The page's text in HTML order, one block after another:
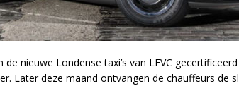
de nieuwe Londense taxi’s van LEVC
Later deze maand ontvangen de chauffeurs de